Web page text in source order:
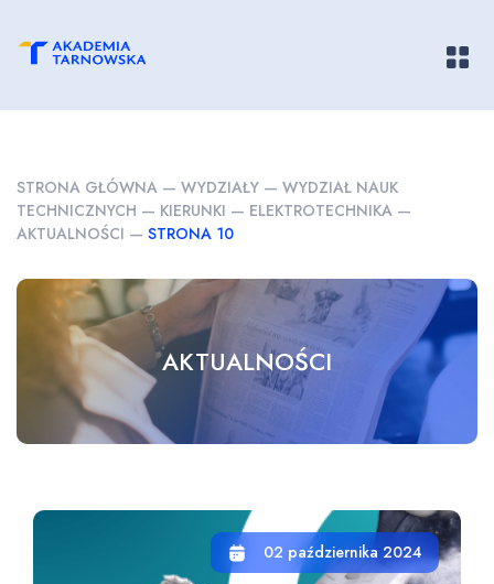
STRONA GŁÓWNA — WYDZIAŁY — WYDZIAŁ NAUK
TECHNICZNYCH — KIERUNKI — ELEKTROTECHNIKA —
AKTUALNOŚCI — STRONA 10
AKTUALNOŚCI
02 października 2024